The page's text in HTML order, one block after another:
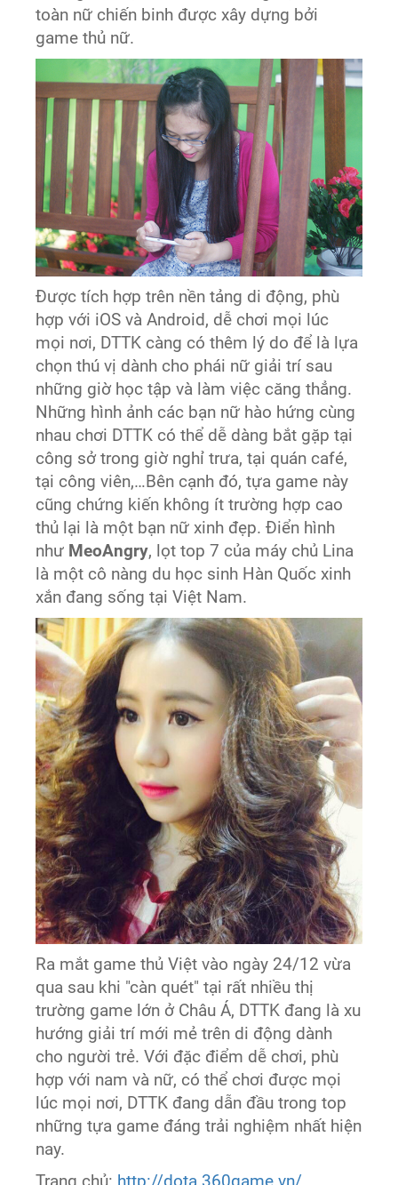
toàn nữ chiến binh được xây dựng bởi
game thủ nữ.
Được tích hợp trên nền tảng di động, phù
hợp với iOS và Android, dễ chơi mọi lúc
mọi nơi, DTTK càng có thêm lý do để là lựa
chọn thú vị dành cho phái nữ giải trí sau
những giờ học tập và làm việc căng thẳng.
Những hình ảnh các bạn nữ hào hứng cùng
nhau chơi DTTK có thể dễ dàng bắt gặp tại
công sở trong giờ nghỉ trưa, tại quán café,
tại công viên,…Bên cạnh đó, tựa game này
cũng chứng kiến không ít trường hợp cao
thủ lại là một bạn nữ xinh đẹp. Điển hình
như MeoAngry, lọt top 7 của máy chủ Lina
là một cô nàng du học sinh Hàn Quốc xinh
xắn đang sống tại Việt Nam.
Ra mắt game thủ Việt vào ngày 24/12 vừa
qua sau khi "càn quét" tại rất nhiều thị
trường game lớn ở Châu Á, DTTK đang là xu
hướng giải trí mới mẻ trên di động dành
cho người trẻ. Với đặc điểm dễ chơi, phù
hợp với nam và nữ, có thể chơi được mọi
lúc mọi nơi, DTTK đang dẫn đầu trong top
những tựa game đáng trải nghiệm nhất hiện
nay.